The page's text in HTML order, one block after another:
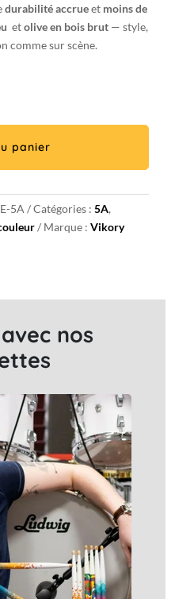
durabilité accrueet moins de
etolive en bois brut — style,
comme sur scène.
panier
5A Catégories :5A,
Marque :Vikory
nos